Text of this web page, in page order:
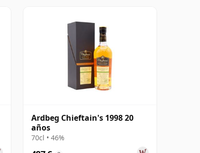
Ardbeg Chieftain's 1998 20
años
70cl • 46%